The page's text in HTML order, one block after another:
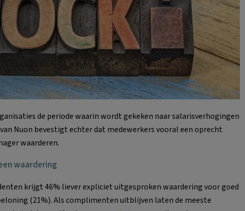
de periode waarin wordt gekeken naar salarisverhogingen
Nuon bevestigt echter dat medewerkers vooral een oprecht
waarderen.
waardering
krijgt 46% liever expliciet uitgesproken waardering voor goed
(21%). Als complimenten uitblijven laten de meeste